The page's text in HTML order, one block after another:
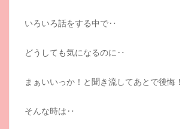
いろいろ話をする中で‥
どうしても気になるのに‥
まぁいいっか！と聞き流してあとで後悔！
そんな時は‥